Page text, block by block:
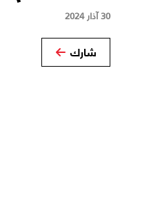
30 آذار 2024
شارك